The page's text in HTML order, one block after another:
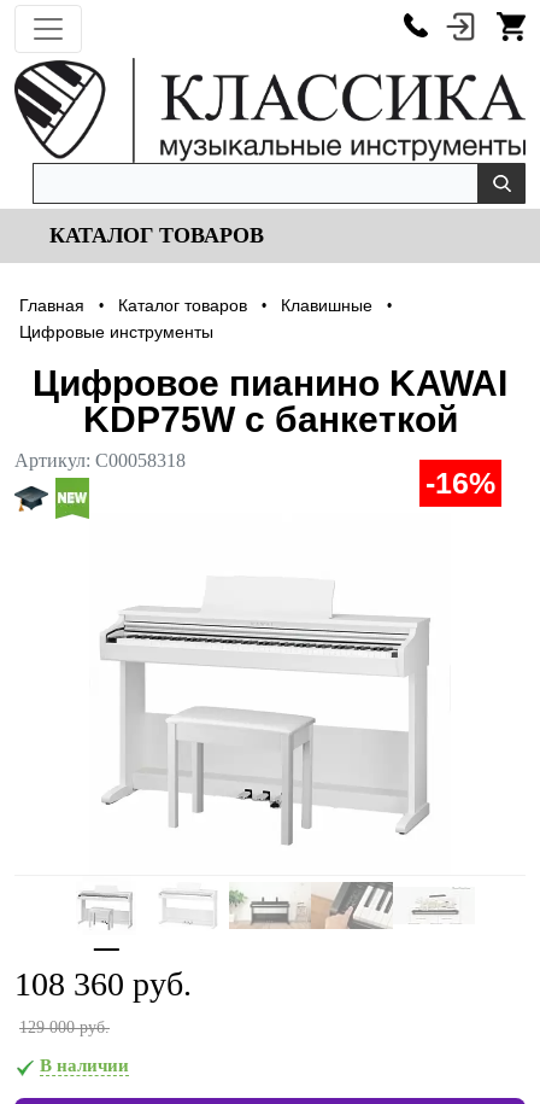
КАТАЛОГ ТОВАРОВ
Главная • Каталог товаров • Клавишные •
Цифровые инструменты
Цифровое пианино KAWAI
KDP75W с банкеткой
Артикул: С00058318
-16%
108 360 руб.
129 000 руб.
В наличии